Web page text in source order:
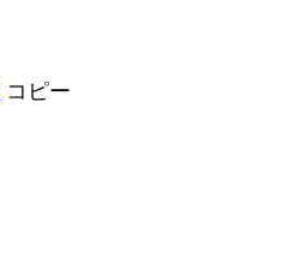
コピー